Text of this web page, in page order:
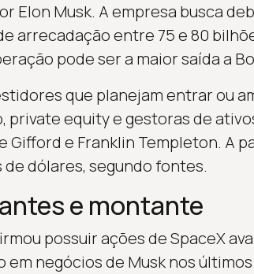
Elon Musk. A empresa busca
arrecadação entre 75 e 80
pode ser a maior saída a
que planejam entrar ou
private equity e gestoras de
Gifford e Franklin Templeton. A
de dólares, segundo fontes.
e montante
possuir ações de SpaceX
em negócios de Musk nos